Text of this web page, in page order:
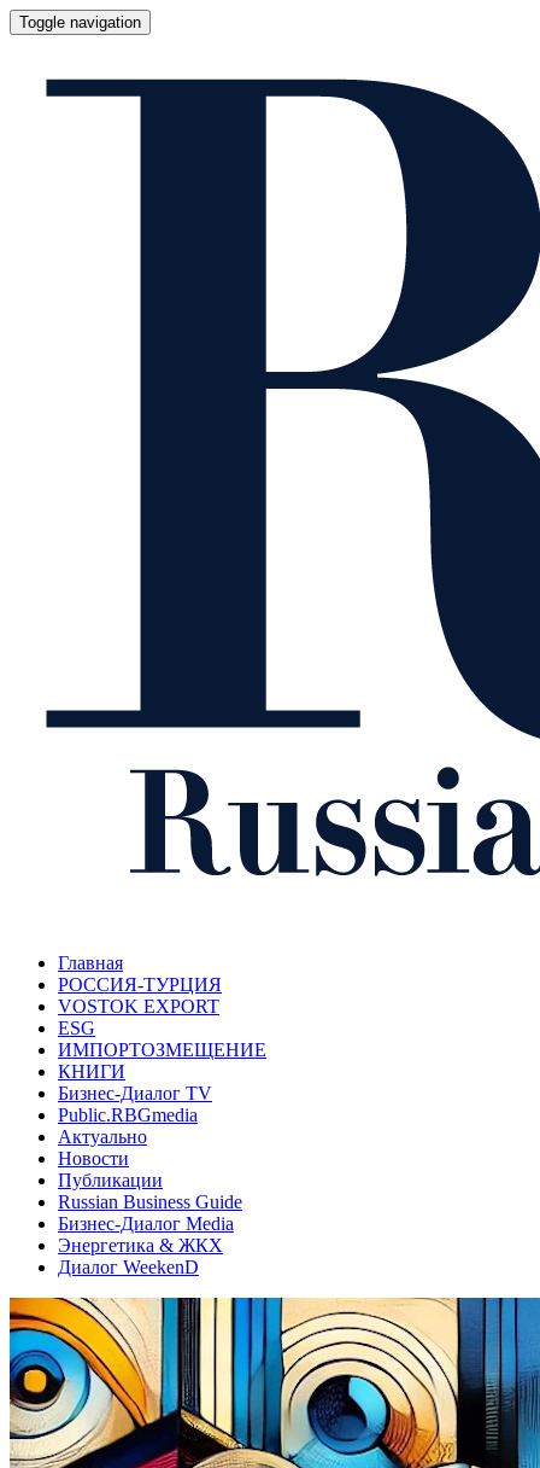
Toggle navigation
Главная
РОССИЯ-ТУРЦИЯ
VOSTOK EXPORT
ESG
ИМПОРТОЗМЕЩЕНИЕ
КНИГИ
Бизнес-Диалог TV
Public.RBGmedia
Актуально
Новости
Публикации
Russian Business Guide
Бизнес-Диалог Media
Энергетика & ЖКХ
Диалог WeekenD